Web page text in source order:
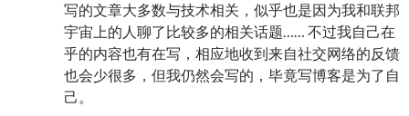
写的文章大多数与技术相关，似乎也是因为我和联邦
宇宙上的人聊了比较多的相关话题…… 不过我自己在
乎的内容也有在写，相应地收到来自社交网络的反馈
也会少很多，但我仍然会写的，毕竟写博客是为了自
己。